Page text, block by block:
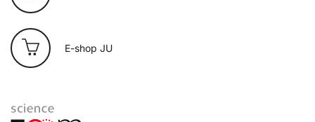
E-shop JU